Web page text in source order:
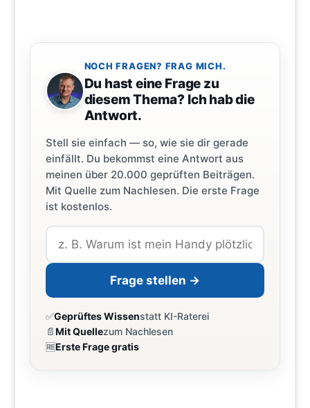
NOCH FRAGEN? FRAG MICH.
Du hast eine Frage zu
diesem Thema? Ich hab die
Antwort.
Stell sie einfach — so, wie sie dir gerade
einfällt. Du bekommst eine Antwort aus
meinen über 20.000 geprüften Beiträgen.
Mit Quelle zum Nachlesen. Die erste Frage
ist kostenlos.
Frage stellen →
✅Geprüftes Wissenstatt KI-Raterei
📄Mit Quellezum Nachlesen
🆓Erste Frage gratis